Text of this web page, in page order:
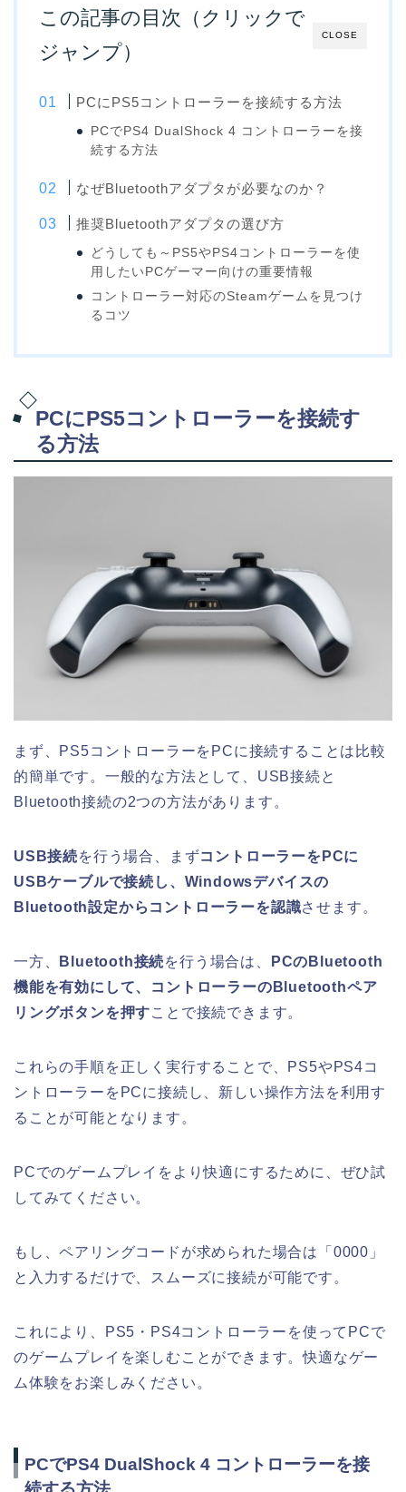
CLOSE
この記事の目次（クリックで
ジャンプ）
PCにPS5コントローラーを接続する方法
PCでPS4 DualShock 4 コントローラーを接
続する方法
なぜBluetoothアダプタが必要なのか？
推奨Bluetoothアダプタの選び方
どうしても～PS5やPS4コントローラーを使
用したいPCゲーマー向けの重要情報
コントローラー対応のSteamゲームを見つけ
るコツ
PCにPS5コントローラーを接続す
る方法
まず、PS5コントローラーをPCに接続することは比較
的簡単です。一般的な方法として、USB接続と
Bluetooth接続の2つの方法があります。
USB接続を行う場合、まずコントローラーをPCに
USBケーブルで接続し、Windowsデバイスの
Bluetooth設定からコントローラーを認識させます。
一方、 Bluetooth接続を行う場合は、
PCのBluetooth
機能を有効にして、コントローラーのBluetoothペア
リングボタンを押すことで接続できます。
これらの手順を正しく実行することで、PS5やPS4コ
ントローラーをPCに接続し、新しい操作方法を利用す
ることが可能となります。
PCでのゲームプレイをより快適にするために、ぜひ試
してみてください。
もし、ペアリングコードが求められた場合は「0000」
と入力するだけで、スムーズに接続が可能です。
これにより、PS5・PS4コントローラーを使ってPCで
のゲームプレイを楽しむことができます。快適なゲー
ム体験をお楽しみください。
PCでPS4 DualShock 4 コントローラーを接